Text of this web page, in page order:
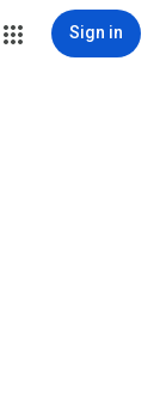
Sign in